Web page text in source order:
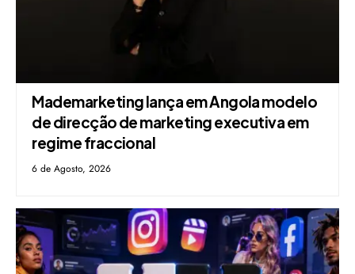
Mademarketing lança em Angola modelo
de direcção de marketing executiva em
regime fraccional
6 de Agosto, 2026